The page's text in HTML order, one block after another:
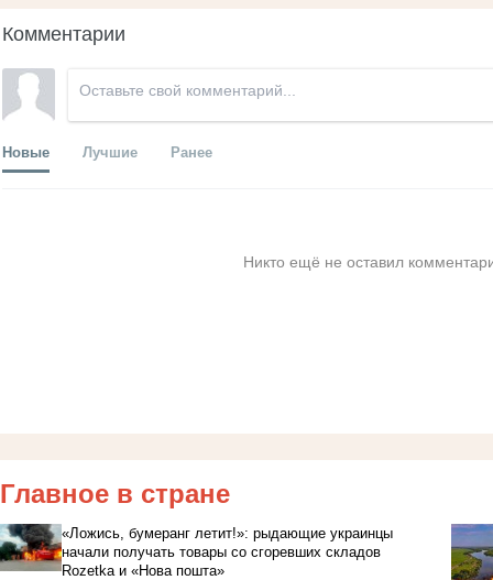
Комментарии
Новые Лучшие Ранее
Никто ещё не оставил
Главное в стране
«Ложись, бумеранг летит!»: рыдающие украинцы
начали получать товары со сгоревших складов
Rozetka и «Нова пошта»